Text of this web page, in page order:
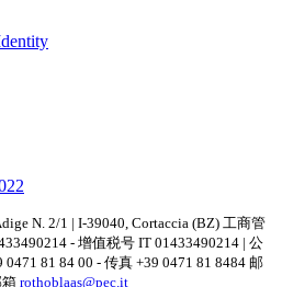
N. 2/1 | I-39040, Cortaccia (BZ) 工商管
- 增值税号 IT 01433490214 | 公
81 84 00 - 传真 +39 0471 81 8484 邮
rothoblaas@pec.it